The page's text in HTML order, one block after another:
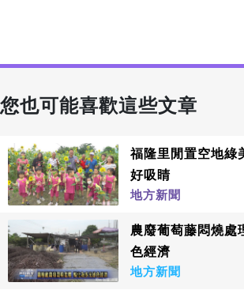
您也可能喜歡這些文章
福隆里閒置空地綠
好吸睛
地方新聞
農廢葡萄藤悶燒處
色經濟
地方新聞